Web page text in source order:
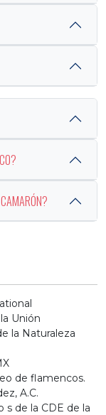
Unión
la Naturaleza
de flamencos.
A.C.
s de la CDE de la